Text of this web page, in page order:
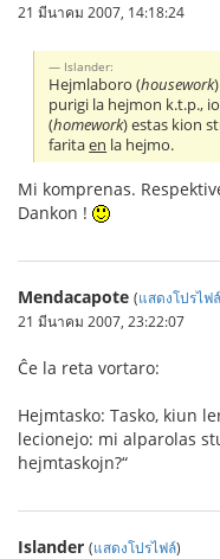
21 มีนาคม 2007, 14:18:24
Islander:
Hejmlaboro (housework
purigi la hejmon k.t.p.,
(homework) estas kion
faritaen la hejmo.
Mi komprenas.
Dankon !
Mendacapote (แสดงโปรไฟล์
21 มีนาคม 2007, 23:22:07
Ĉe la reta vortaro:
Hejmtasko: Tasko, kiun
lecionejo: mi alparolas
hejmtaskojn?“
Islander (แสดงโปรไฟล์)